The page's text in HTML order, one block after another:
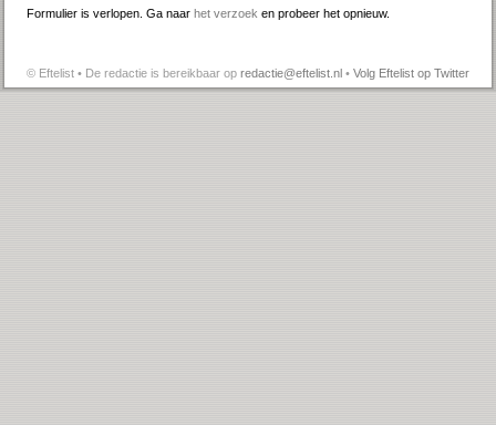
Formulier is verlopen. Ga naar het verzoek en probeer het opnieuw.
© Eftelist • De redactie is bereikbaar op redactie@eftelist.nl • Volg Eftelist op Twitter